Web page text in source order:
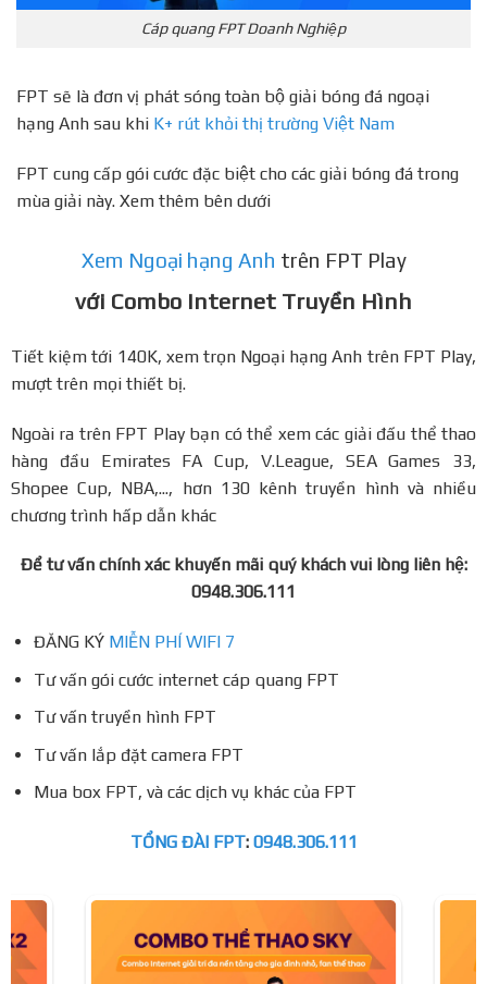
Cáp quang FPT Doanh Nghiệp
FPT sẽ là đơn vị phát sóng toàn bộ giải bóng đá ngoại
hạng Anh sau khi K+ rút khỏi thị trường Việt Nam
FPT cung cấp gói cước đặc biệt cho các giải bóng đá trong
mùa giải này. Xem thêm bên dưới
Xem Ngoại hạng Anh trên FPT Play
với Combo Internet Truyền Hình
Tiết kiệm tới 140K, xem trọn Ngoại hạng Anh trên FPT Play,
mượt trên mọi thiết bị.
Ngoài ra trên FPT Play bạn có thể xem các giải đấu thể thao
hàng đầu Emirates FA Cup, V.League, SEA Games 33,
Shopee Cup, NBA,..., hơn 130 kênh truyền hình và nhiều
chương trình hấp dẫn khác
Để tư vấn chính xác khuyến mãi quý khách vui lòng liên hệ:
0948.306.111
ĐĂNG KÝ MIỄN PHÍ WIFI 7
Tư vấn gói cước internet cáp quang FPT
Tư vấn truyền hình FPT
Tư vấn lắp đặt camera FPT
Mua box FPT, và các dịch vụ khác của FPT
TỔNG ĐÀI FPT: 0948.306.111